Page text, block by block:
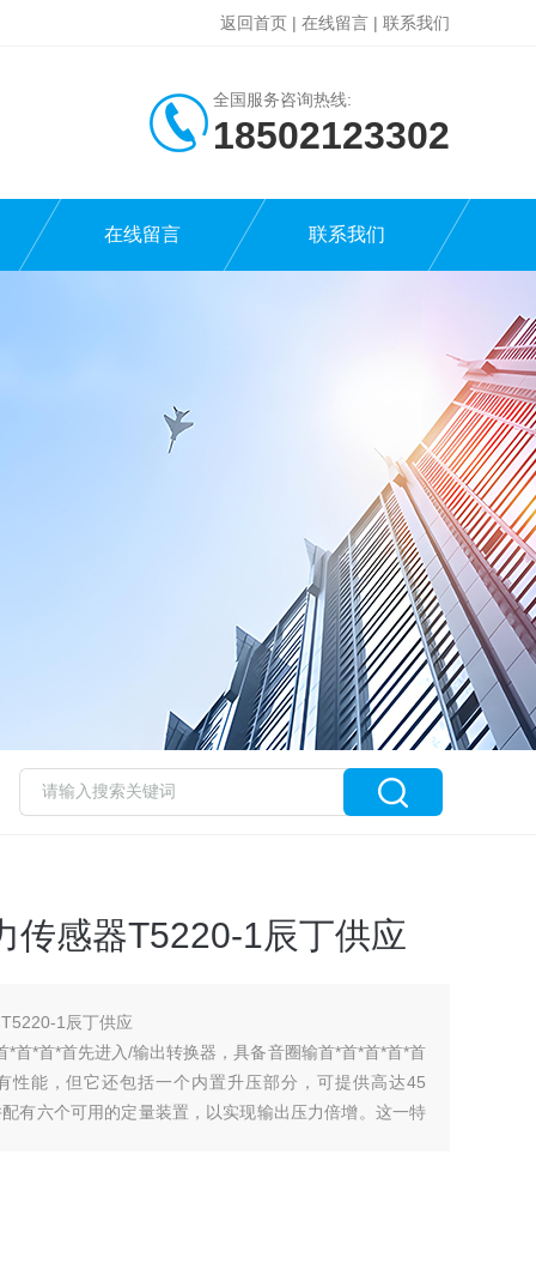
返回首页 | 在线留言 | 联系我们
全国服务咨询热线:
18502123302
在线留言 联系我们
传感器T5220-1辰丁供应
1辰丁供应
首*首*首先进入/输出转换器，具备音圈输首*首*首*首*首
性能，但它还包括一个内置升压部分，可提供高达45
有六个可用的定量装置，以实现输出压力倍增。这一特